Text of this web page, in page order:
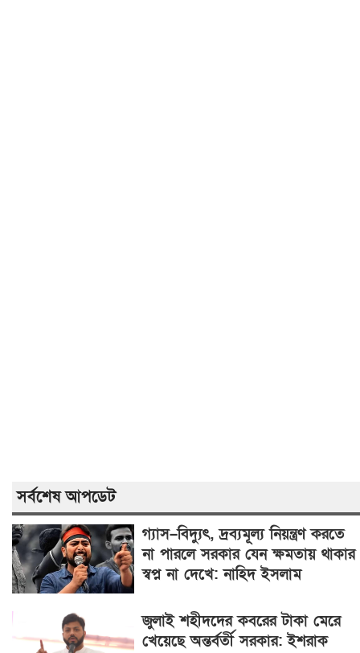
সর্বশেষ আপডেট
গ্যাস–বিদ্যুৎ, দ্রব্যমূল্য নিয়ন্ত্রণ করতে
না পারলে সরকার যেন ক্ষমতায় থাকার
স্বপ্ন না দেখে: নাহিদ ইসলাম
জুলাই শহীদদের কবরের টাকা মেরে
খেয়েছে অন্তর্বর্তী সরকার: ইশরাক